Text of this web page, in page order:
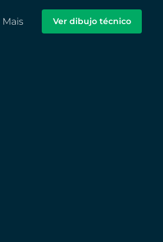
Mais Ver dibujo técnico